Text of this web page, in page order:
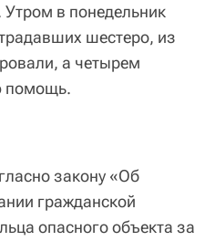
Утром в понедельник
шестеро, из
а четырем
помощь.
закону «Об
гражданской
опасного объекта за